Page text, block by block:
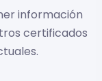
información
certificados